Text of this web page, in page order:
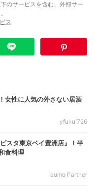
のサービスを含む、外部サー
ス
女性に人気の外さない居酒
yfukui726
スタ東京ベイ豊洲店』！半
食料理
aumo Partner